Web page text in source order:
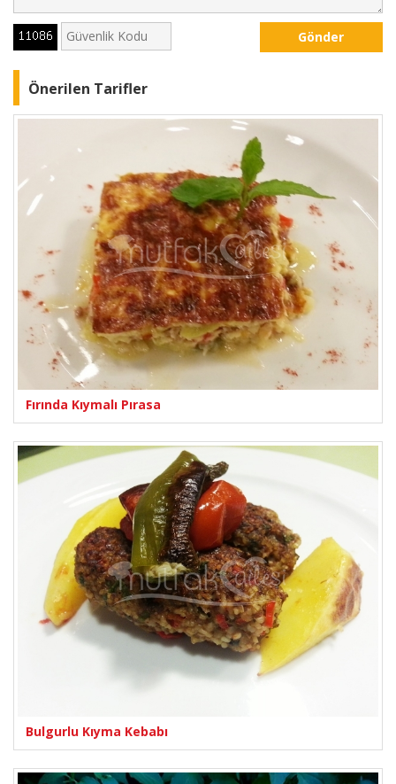
Gönder
Önerilen Tarifler
Fırında Kıymalı Pırasa
Bulgurlu Kıyma Kebabı